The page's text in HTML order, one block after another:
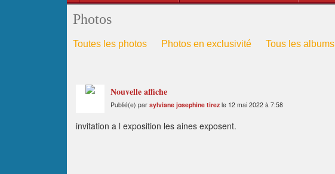
Photos
Toutes les photos Photos en exclusivité Tous les albums
Nouvelle affiche
Publié(e) par sylviane josephine tirez le 12 mai 2022 à 7:58
invitation a l exposition les aines exposent.